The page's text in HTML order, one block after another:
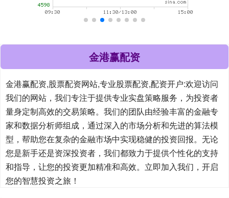
金港赢配资
金港赢配资,股票配资网站,专业股票配资,配资开户:欢迎访问
我们的网站，我们专注于提供专业实盘策略服务，为投资者
量身定制高效的交易策略。我们的团队由经验丰富的金融专
家和数据分析师组成，通过深入的市场分析和先进的算法模
型，帮助您在复杂的金融市场中实现稳健的投资回报。无论
您是新手还是资深投资者，我们都致力于提供个性化的支持
和指导，让您的投资更加精准和高效。立即加入我们，开启
您的智慧投资之旅！